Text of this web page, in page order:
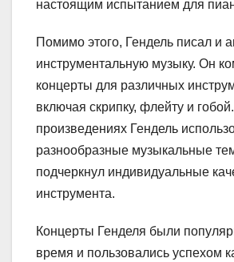
настоящим испытанием для
Помимо этого, Гендель писал и
инструментальную музыку. Он
концерты для различных
включая скрипку, флейту и
произведениях Гендель
разнообразные музыкальные
подчеркнул индивидуальные
инструмента.
Концерты Генделя были
время и пользовались успехом